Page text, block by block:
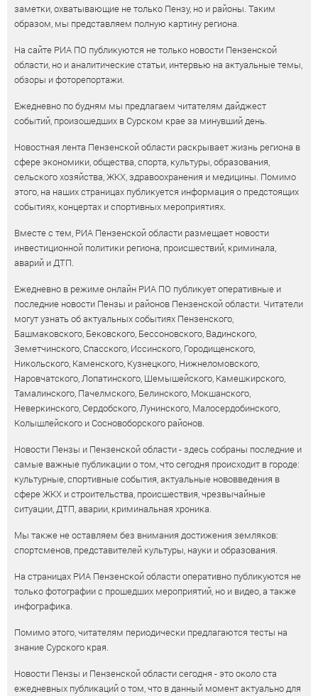
заметки, охватывающие не только Пензу, но и районы. Таким
образом, мы представляем полную картину региона.
На сайте РИА ПО публикуются не только новости Пензенской
области, но и аналитические статьи, интервью на актуальные темы,
обзоры и фоторепортажи.
Ежедневно по будням мы предлагаем читателям дайджест
событий, произошедших в Сурском крае за минувший день.
Новостная лента Пензенской области раскрывает жизнь региона в
сфере экономики, общества, спорта, культуры, образования,
сельского хозяйства, ЖКХ, здравоохранения и медицины. Помимо
этого, на наших страницах публикуется информация о предстоящих
событиях, концертах и спортивных мероприятиях.
Вместе с тем, РИА Пензенской области размещает новости
инвестиционной политики региона, происшествий, криминала,
аварий и ДТП.
Ежедневно в режиме онлайн РИА ПО публикует оперативные и
последние новости Пензы и районов Пензенской области. Читатели
могут узнать об актуальных событиях Пензенского,
Башмаковского, Бековского, Бессоновского, Вадинского,
Земетчинского, Спасского, Иссинского, Городищенского,
Никольского, Каменского, Кузнецкого, Нижнеломовского,
Наровчатского, Лопатинского, Шемышейского, Камешкирского,
Тамалинского, Пачелмского, Белинского, Мокшанского,
Неверкинского, Сердобского, Лунинского, Малосердобинского,
Колышлейского и Сосновоборского районов.
Новости Пензы и Пензенской области - здесь собраны последние и
самые важные публикации о том, что сегодня происходит в городе:
культурные, спортивные события, актуальные нововведения в
сфере ЖКХ и строительства, происшествия, чрезвычайные
ситуации, ДТП, аварии, криминальная хроника.
Мы также не оставляем без внимания достижения земляков:
спортсменов, представителей культуры, науки и образования.
На страницах РИА Пензенской области оперативно публикуются не
только фотографии с прошедших мероприятий, но и видео, а также
инфографика.
Помимо этого, читателям периодически предлагаются тесты на
знание Сурского края.
Новости Пензы и Пензенской области сегодня - это около ста
ежедневных публикаций о том, что в данный момент актуально для